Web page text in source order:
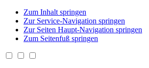
Zum Inhalt springen
Zur Service-Navigation springen
Zur Seiten Haupt-Navigation springen
Zum Seitenfuß springen